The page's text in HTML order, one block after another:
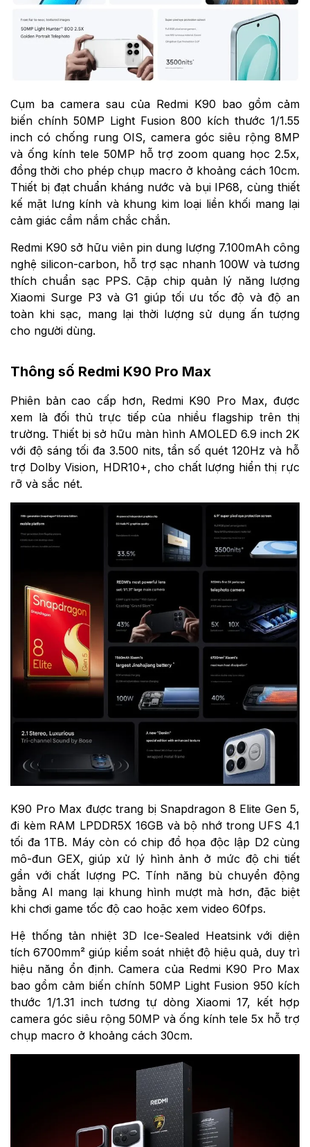
Cụm ba camera sau của Redmi K90 bao gồm cảm
biến chính 50MP Light Fusion 800 kích thước 1/1.55
inch có chống rung OIS, camera góc siêu rộng 8MP
và ống kính tele 50MP hỗ trợ zoom quang học 2.5x,
đồng thời cho phép chụp macro ở khoảng cách 10cm.
Thiết bị đạt chuẩn kháng nước và bụi IP68, cùng thiết
kế mặt lưng kính và khung kim loại liền khối mang lại
cảm giác cầm nắm chắc chắn.
Redmi K90 sở hữu viên pin dung lượng 7.100mAh công
nghệ silicon-carbon, hỗ trợ sạc nhanh 100W và tương
thích chuẩn sạc PPS. Cặp chip quản lý năng lượng
Xiaomi Surge P3 và G1 giúp tối ưu tốc độ và độ an
toàn khi sạc, mang lại thời lượng sử dụng ấn tượng
cho người dùng.
Thông số Redmi K90 Pro Max
Phiên bản cao cấp hơn, Redmi K90 Pro Max, được
xem là đối thủ trực tiếp của nhiều flagship trên thị
trường. Thiết bị sở hữu màn hình AMOLED 6.9 inch 2K
với độ sáng tối đa 3.500 nits, tần số quét 120Hz và hỗ
trợ Dolby Vision, HDR10+, cho chất lượng hiển thị rực
rỡ và sắc nét.
K90 Pro Max được trang bị Snapdragon 8 Elite Gen 5,
đi kèm RAM LPDDR5X 16GB và bộ nhớ trong UFS 4.1
tối đa 1TB. Máy còn có chip đồ họa độc lập D2 cùng
mô-đun GEX, giúp xử lý hình ảnh ở mức độ chi tiết
gần với chất lượng PC. Tính năng bù chuyển động
bằng AI mang lại khung hình mượt mà hơn, đặc biệt
khi chơi game tốc độ cao hoặc xem video 60fps.
Hệ thống tản nhiệt 3D Ice-Sealed Heatsink với diện
tích 6700mm² giúp kiểm soát nhiệt độ hiệu quả, duy trì
hiệu năng ổn định. Camera của Redmi K90 Pro Max
bao gồm cảm biến chính 50MP Light Fusion 950 kích
thước 1/1.31 inch tương tự dòng Xiaomi 17, kết hợp
camera góc siêu rộng 50MP và ống kính tele 5x hỗ trợ
chụp macro ở khoảng cách 30cm.